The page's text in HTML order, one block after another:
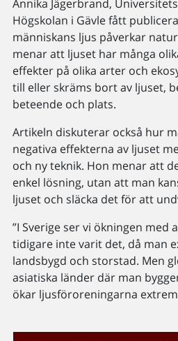
Annika Jägerbrand,
Högskolan i Gävle fått
människans ljus påverkar
menar att ljuset har många
effekter på olika arter och
till eller skräms bort av ljuset,
beteende och plats.
Artikeln diskuterar också hur
negativa effekterna av ljuset
och ny teknik. Hon menar att
enkel lösning, utan att man
ljuset och släcka det för att
”I Sverige ser vi ökningen
tidigare inte varit det, då man
landsbygd och storstad. Men
asiatiska länder där man
ökar ljusföroreningarna